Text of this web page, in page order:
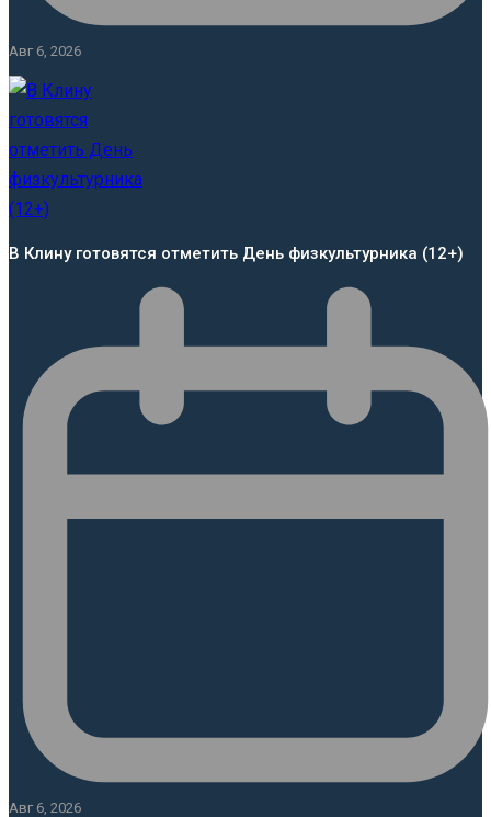
Авг 6, 2026
В Клину готовятся отметить День физкультурника (12+)
Авг 6, 2026